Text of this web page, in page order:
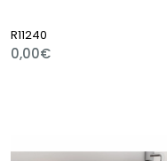
R11240
0,00€